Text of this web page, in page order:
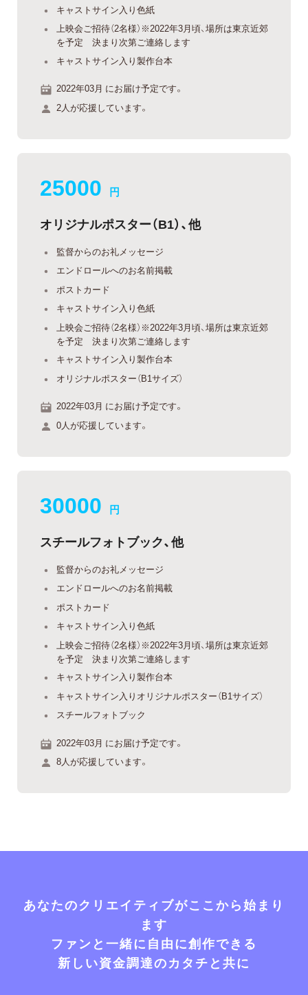
キャストサイン入り色紙
上映会ご招待（2名様）※2022年3月頃、場所は東京近郊
を予定 決まり次第ご連絡します
キャストサイン入り製作台本
2022年03月 にお届け予定です。
2人が応援しています。
25000 円
オリジナルポスター（B1）、他
監督からのお礼メッセージ
エンドロールへのお名前掲載
ポストカード
キャストサイン入り色紙
上映会ご招待（2名様）※2022年3月頃、場所は東京近郊
を予定 決まり次第ご連絡します
キャストサイン入り製作台本
オリジナルポスター（B1サイズ）
2022年03月 にお届け予定です。
0人が応援しています。
30000 円
スチールフォトブック、他
監督からのお礼メッセージ
エンドロールへのお名前掲載
ポストカード
キャストサイン入り色紙
上映会ご招待（2名様）※2022年3月頃、場所は東京近郊
を予定 決まり次第ご連絡します
キャストサイン入り製作台本
キャストサイン入りオリジナルポスター（B1サイズ）
スチールフォトブック
2022年03月 にお届け予定です。
8人が応援しています。
あなたのクリエイティブがここから始まり
ます
ファンと一緒に自由に創作できる
新しい資金調達のカタチと共に